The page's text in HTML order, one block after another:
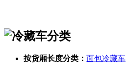
按货厢长度分类： 面包冷藏车